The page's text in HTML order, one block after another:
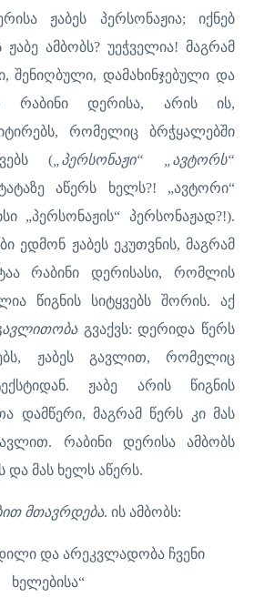
ჟაბეს პერსონაჟია; იქნებ
ჟაბე ამბობს? უეჭველია! მაგრამ
შენიღბული, დამახინჯებული და
რაბინი დერისა, არის ის,
რომელიც ბრჭყალებში
(„პერსონაჟი“ „ავტორს“
აწერს ხელს?! „ავტორი“
„პერსონაჟის“ პერსონაჟად?!).
ედმონ ჟაბეს ეკუთვნის, მაგრამ
რაბინი დერისასი, რომლის
წიგნის სიტყვებს შორის. აქ
გვაქვს: დერიდა წერს
ჟაბეს გავლით, რომელიც
ჟაბე არის წიგნის
დამწერი, მაგრამ წერს კი მას
რაბინი დერისა ამბობს
და მას ხელს აწერს.
მთავრდება. ის ამბობს:
და არეკვლადობა ჩვენი
ხელებისა“